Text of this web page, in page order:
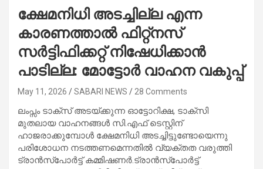
ക്ഷേമനിധി അടച്ചില്ല എന്ന
കാരണത്താൽ ഫിറ്റ്നസ്
സർട്ടിഫിക്കറ്റ് നിഷേധിക്കാൻ
പാടില്ല: മോട്ടോർ വാഹന വകുപ്പ്
May 11, 2026 SABARI NEWS 28 Comments
ലംപ്സം ടാക്സ് അടയ്ക്കുന്ന ഓട്ടോറിക്ഷ, ടാക്‌സി
മുതലായ വാഹനങ്ങൾ സി.എഫ് ടെസ്റ്റിന്
ഹാജരാക്കുമ്പോൾ ക്ഷേമനിധി അടച്ചിട്ടുണ്ടോയെന്നു
പരിശോധന നടത്തണമെന്നതിൽ വ്യക്തത വരുത്തി
ട്രാൻസ്പോർട്ട് കമ്മിഷണർ.ട്രാൻസ്പോർട്ട്